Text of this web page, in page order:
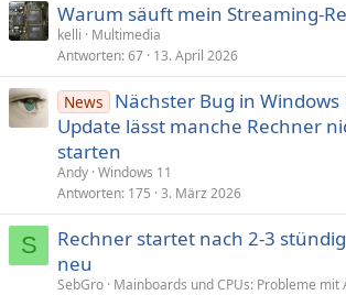
Warum säuft mein Streaming-
kelli
Multimedia
Antworten 67 13. April 2026
News
Nächster Bug in Windows
Update lässt manche Rechner
starten
Andy Windows 11
Antworten 175 3. März 2026
S
Rechner startet nach 2-3
neu
SebGro Mainboards und CPUs: Probleme mit